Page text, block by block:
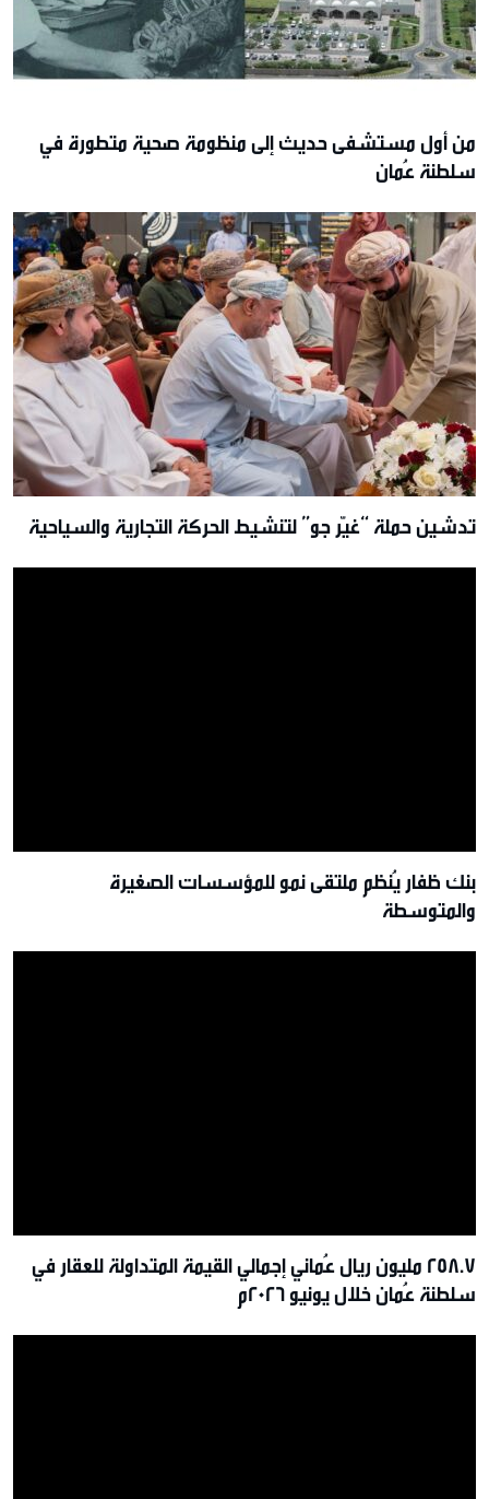
من أول مستشفى حديث إلى منظومة صحية متطورة في
سلطنة عُمان
تدشين حملة “غيّر جو” لتنشيط الحركة التجارية والسياحية
بنك ظفار يُنظم ملتقى نمو للمؤسسات الصغيرة
والمتوسطة
258.7 مليون ريال عُماني إجمالي القيمة المتداولة للعقار في
سلطنة عُمان خلال يونيو 2026م